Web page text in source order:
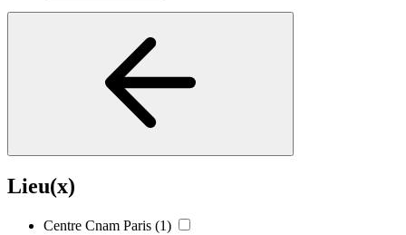
Lieu(x)
Centre Cnam Paris (1)